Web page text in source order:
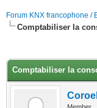
Forum KNX francophone /
Comptabiliser la
Comptabiliser la